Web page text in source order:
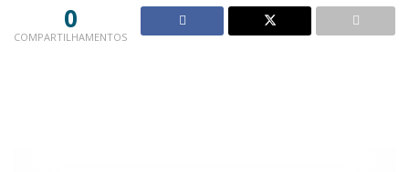
0
COMPARTILHAMENTOS